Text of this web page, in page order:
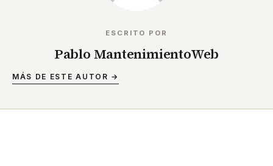
ESCRITO POR
Pablo MantenimientoWeb
MÁS DE ESTE AUTOR →